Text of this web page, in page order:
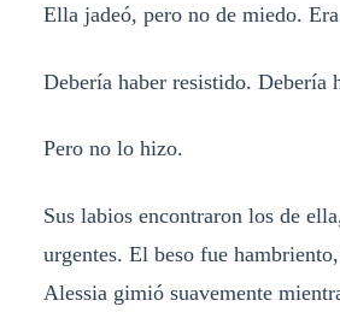
Ella jadeó, pero no de miedo.
Debería haber resistido. Debería
Pero no lo hizo.
Sus labios encontraron los de
urgentes. El beso fue
Alessia gimió suavemente